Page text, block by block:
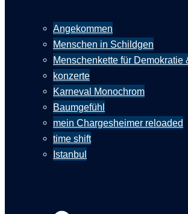
Angekommen
Menschen in Schildgen
Menschenkette für Demokratie
konzerte
Karneval Monochrom
Baumgefühl
mein Chargesheimer reloaded
time shift
Istanbul